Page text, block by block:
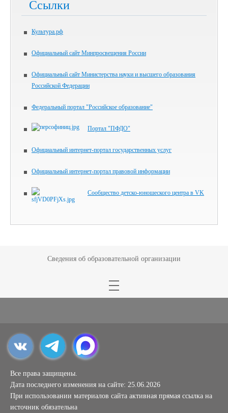
Ссылки
Культура.рф
Официальный сайт Минпросвещения России
Официальный сайт Министерства науки и высшего образования
Российской Федерации
Федеральный портал "Российское образование"
Портал "ПФДО"
Официальный интернет-портал государственных услуг
Официальный интернет-портал правовой информации
Сообщество детско-юношеского центра в VK
Сведения об образовательной организации
Все права защищены.
Дата последнего изменения на сайте: 25.06.2026
При использовании материалов сайта активная прямая ссылка на
источник обязательна